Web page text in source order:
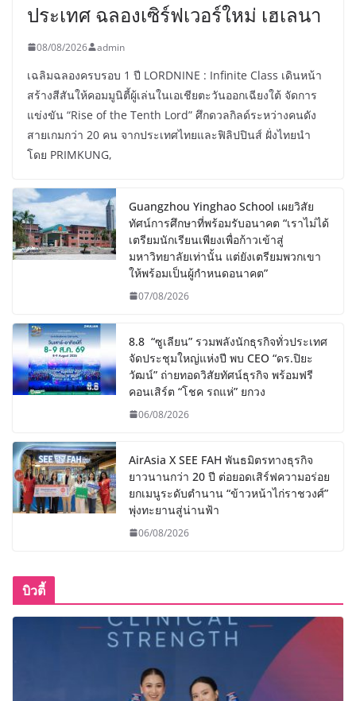
ประเทศ ฉลองเซิร์ฟเวอร์ใหม่ เฮเลนา
08/08/2026 admin
เฉลิมฉลองครบรอบ 1 ปี LORDNINE : Infinite Class เดินหน้า
สร้างสีสันให้คอมมูนิตี้ผู้เล่นในเอเชียตะวันออกเฉียงใต้ จัดการ
แข่งขัน “Rise of the Tenth Lord” ศึกดวลกิลด์ระหว่างคนดัง
สายเกมกว่า 20 คน จากประเทศไทยและฟิลิปปินส์ ฝั่งไทยนำ
โดย PRIMKUNG,
Guangzhou Yinghao School เผยวิสัย
ทัศน์การศึกษาที่พร้อมรับอนาคต “เราไม่ได้
เตรียมนักเรียนเพียงเพื่อก้าวเข้าสู่
มหาวิทยาลัยเท่านั้น แต่ยังเตรียมพวกเขา
ให้พร้อมเป็นผู้กำหนดอนาคต”
07/08/2026
8.8 “ซูเลียน” รวมพลังนักธุรกิจทั่วประเทศ
จัดประชุมใหญ่แห่งปี พบ CEO “ดร.ปิยะ
วัฒน์” ถ่ายทอดวิสัยทัศน์ธุรกิจ พร้อมฟรี
คอนเสิร์ต “โชค รถแห่” ยกวง
06/08/2026
AirAsia X SEE FAH พันธมิตรทางธุรกิจ
ยาวนานกว่า 20 ปี ต่อยอดเสิร์ฟความอร่อย
ยกเมนูระดับตำนาน “ข้าวหน้าไก่ราชวงศ์”
พุ่งทะยานสู่น่านฟ้า
06/08/2026
บิวตี้